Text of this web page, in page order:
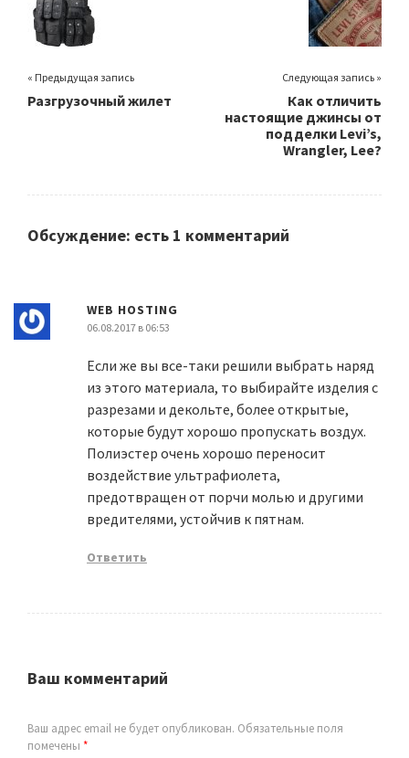
« Предыдущая запись
Разгрузочный жилет
Следующая запись »
Как отличить
настоящие джинсы от
подделки Levi’s,
Wrangler, Lee?
Обсуждение: есть 1 комментарий
WEB HOSTING
06.08.2017 в 06:53
Если же вы все-таки решили выбрать наряд
из этого материала, то выбирайте изделия с
разрезами и декольте, более открытые,
которые будут хорошо пропускать воздух.
Полиэстер очень хорошо переносит
воздействие ультрафиолета,
предотвращен от порчи молью и другими
вредителями, устойчив к пятнам.
Ответить
Ваш комментарий
Ваш адрес email не будет опубликован. Обязательные поля
помечены *